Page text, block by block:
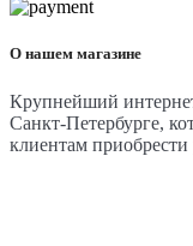
О нашем магазине
Крупнейший
Санкт-Петербурге,
клиентам